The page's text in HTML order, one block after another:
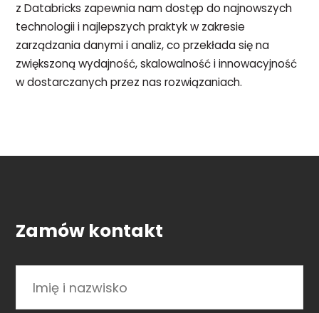
z Databricks zapewnia nam dostęp do najnowszych
technologii i najlepszych praktyk w zakresie
zarządzania danymi i analiz, co przekłada się na
zwiększoną wydajność, skalowalność i innowacyjność
w dostarczanych przez nas rozwiązaniach.
Zamów kontakt